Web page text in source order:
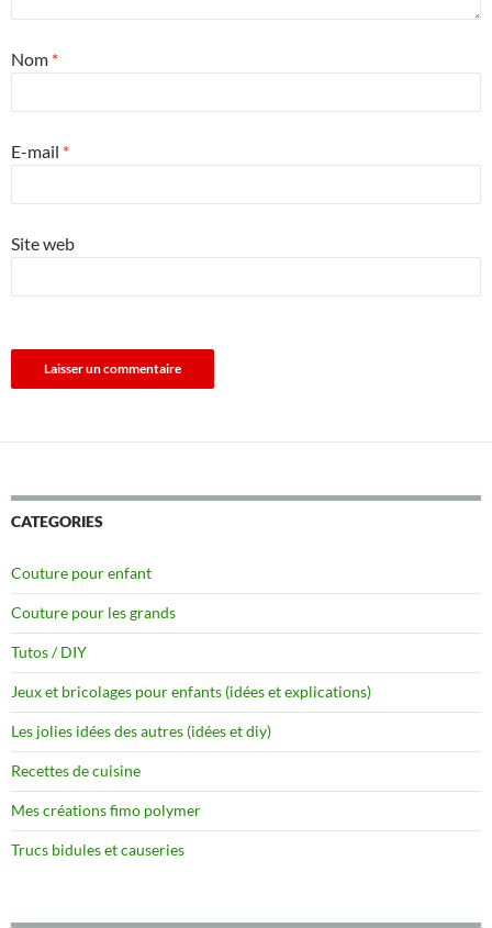
Nom *
E-mail *
Site web
CATEGORIES
Couture pour enfant
Couture pour les grands
Tutos / DIY
Jeux et bricolages pour enfants (idées et explications)
Les jolies idées des autres (idées et diy)
Recettes de cuisine
Mes créations fimo polymer
Trucs bidules et causeries